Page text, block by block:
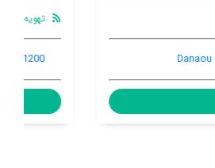
اینترنت رایگان در اتاق
Grigoriou Papaflessa 13, Argos,